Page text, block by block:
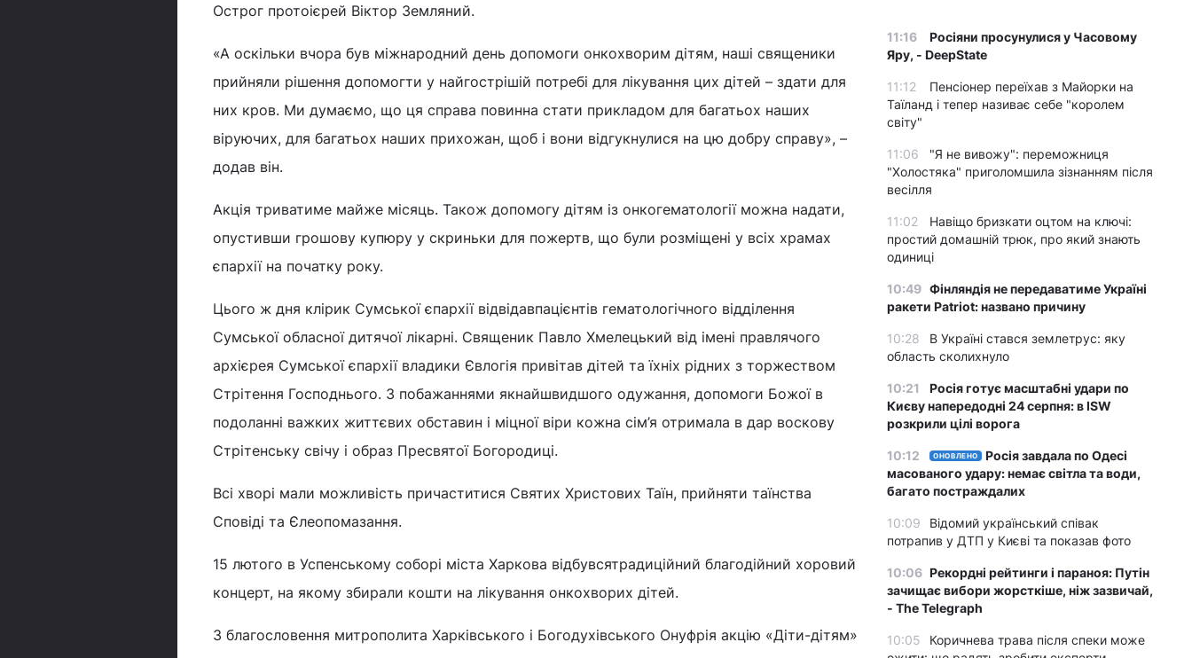
Острог протоієрей Віктор Земляний.
«А оскільки вчора був міжнародний день допомоги онкохворим дітям, наші священики
прийняли рішення допомогти у найгострішій потребі для лікування цих дітей – здати для
них кров. Ми думаємо, що ця справа повинна стати прикладом для багатьох наших
віруючих, для багатьох наших прихожан, щоб і вони відгукнулися на цю добру справу», –
додав він.
Акція триватиме майже місяць. Також допомогу дітям із онкогематології можна надати,
опустивши грошову купюру у скриньки для пожертв, що були розміщені у всіх храмах
єпархії на початку року.
Цього ж дня клірик Сумської єпархії відвідавпацієнтів гематологічного відділення
Сумської обласної дитячої лікарні. Священик Павло Хмелецький від імені правлячого
архієрея Сумської єпархії владики Євлогія привітав дітей та їхніх рідних з торжеством
Стрітення Господнього. З побажаннями якнайшвидшого одужання, допомоги Божої в
подоланні важких життєвих обставин і міцної віри кожна сім’я отримала в дар воскову
Стрітенську свічу і образ Пресвятої Богородиці.
Всі хворі мали можливість причаститися Святих Христових Таїн, прийняти таїнства
Сповіді та Єлеопомазання.
15 лютого в Успенському соборі міста Харкова відбувсятрадиційний благодійний хоровий
концерт, на якому збирали кошти на лікування онкохворих дітей.
З благословення митрополита Харківського і Богодухівського Онуфрія акцію «Діти-дітям»
11:16
Росіяни просунулися у Часовому
Яру, - DeepState
11:12
Пенсіонер переїхав з Майорки на
Таїланд і тепер називає себе "королем
світу"
11:06
"Я не вивожу": переможниця
"Холостяка" приголомшила зізнанням після
весілля
11:02
Навіщо бризкати оцтом на ключі:
простий домашній трюк, про який знають
одиниці
10:49 Фінляндія не передаватиме Україні
ракети Patriot: названо причину
10:28
В Україні стався землетрус: яку
область сколихнуло
10:21
Росія готує масштабні удари по
Києву напередодні 24 серпня: в ISW
розкрили цілі ворога
10:12 ОНОВЛЕНО
Росія завдала по Одесі
масованого удару: немає світла та води,
багато постраждалих
10:09
Відомий український співак
потрапив у ДТП у Києві та показав фото
10:06 Рекордні рейтинги і параноя: Путін
зачищає вибори жорсткіше, ніж зазвичай,
- The Telegraph
10:05
Коричнева трава після спеки може